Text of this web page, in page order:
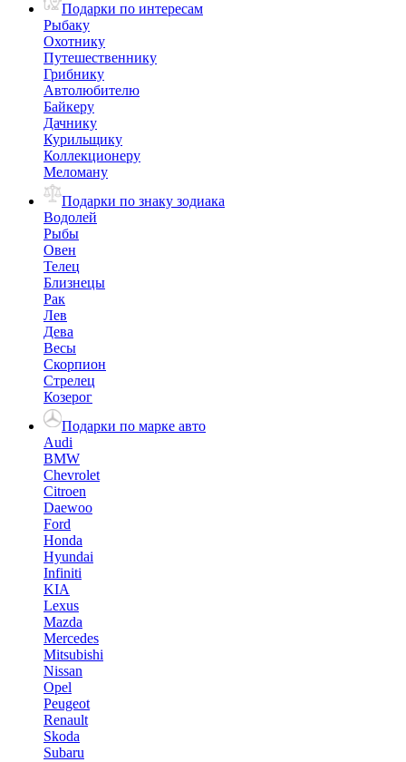
Подарки по интересам
Рыбаку
Охотнику
Путешественнику
Грибнику
Автолюбителю
Байкеру
Дачнику
Курильщику
Коллекционеру
Меломану
Подарки по знаку зодиака
Водолей
Рыбы
Овен
Телец
Близнецы
Рак
Лев
Дева
Весы
Скорпион
Стрелец
Козерог
Подарки по марке авто
Audi
BMW
Chevrolet
Citroen
Daewoo
Ford
Honda
Hyundai
Infiniti
KIA
Lexus
Mazda
Mercedes
Mitsubishi
Nissan
Opel
Peugeot
Renault
Skoda
Subaru